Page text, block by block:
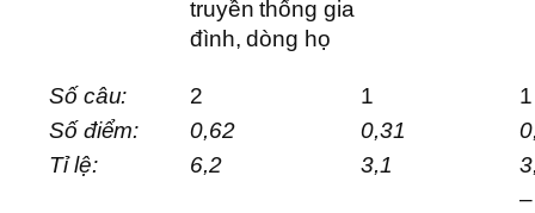
truyền thống gia
đình, dòng họ
Số câu: 2 1
1
Số điểm:
0,62 0,31
Tỉ lệ:
6,2 3,1